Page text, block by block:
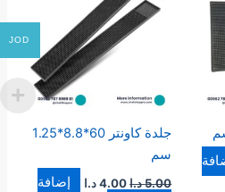
جلدة كاونتر 60*8.8*1.25
سم
5.00د.ا4.00د.ا
إضافة
JOD